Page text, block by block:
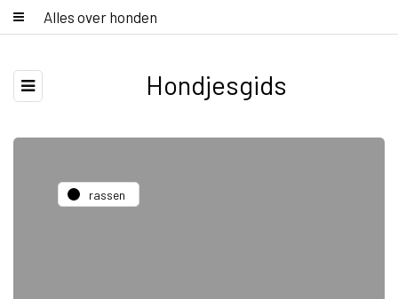
Alles over honden
Hondjesgids
rassen